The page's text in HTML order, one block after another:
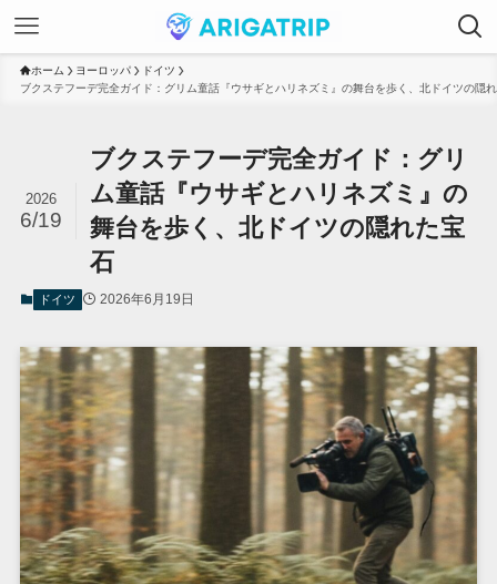
ホーム ヨーロッパ
ドイツ
ブクステフーデ完全ガイド：グリム童話『ウサギとハリネズミ』の舞台を歩く、北ドイツの隠
ブクステフーデ完全ガイド：グリ
ム童話『ウサギとハリネズミ』の
舞台を歩く、北ドイツの隠れた宝
石
2026
6/19
ドイツ 2026年6月19日